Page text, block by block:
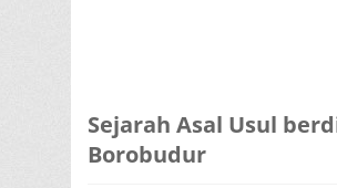
Sejarah Asal Usul
Borobudur